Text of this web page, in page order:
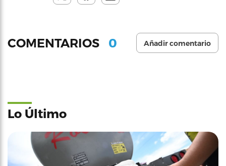
COMENTARIOS 0 Añadir comentario
Lo Último